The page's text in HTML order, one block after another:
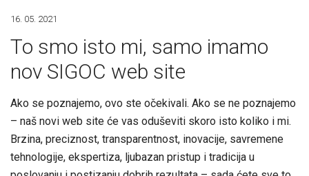
16. 05. 2021
To smo isto mi, samo imamo
nov SIGOC web site
Ako se poznajemo, ovo ste očekivali. Ako se ne poznajemo
– naš novi web site će vas oduševiti skoro isto koliko i mi.
Brzina, preciznost, transparentnost, inovacije, savremene
tehnologije, ekspertiza, ljubazan pristup i tradicija u